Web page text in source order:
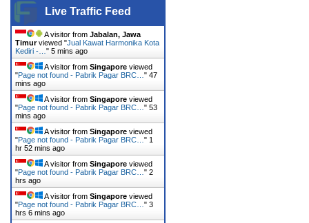
Live Traffic Feed
A visitor from Jabalan, Jawa
Timurviewed "Jual Kawat Harmonika Kota
Kediri -… " 5 mins ago
A visitor from Singapore viewed
"Page not found - Pabrik Pagar BRC… " 47
mins ago
A visitor from Singapore viewed
"Page not found - Pabrik Pagar BRC… " 53
mins ago
A visitor from Singapore viewed
"Page not found - Pabrik Pagar BRC… " 1
hr 52 mins ago
A visitor from Singapore viewed
"Page not found - Pabrik Pagar BRC… " 2
hrs ago
A visitor from Singapore viewed
"Page not found - Pabrik Pagar BRC… " 3
hrs 6 mins ago